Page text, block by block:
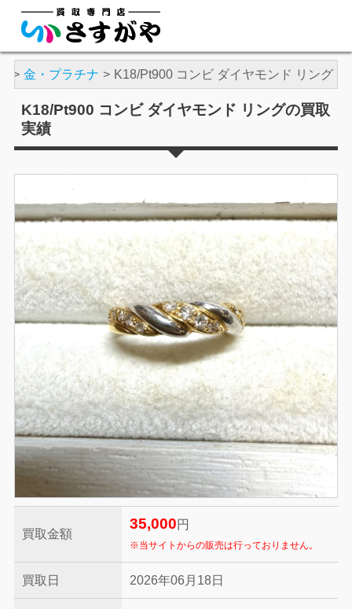
金・プラチナ K18/Pt900 コンビ ダイヤモンド リング
K18/Pt900 コンビ ダイヤモンド リングの買取
実績
買取金額
35,000 円
※当サイトからの販売は行っておりません。
買取日 2026年06月18日